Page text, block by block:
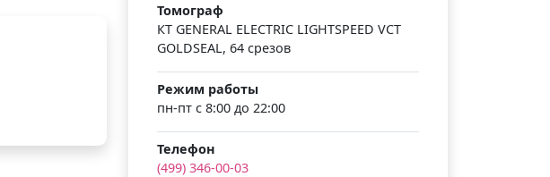
Томограф
КТ GENERAL ELECTRIC LIGHTSPEED VCT
GOLDSEAL, 64 срезов
Режим работы
пн-пт с 8:00 до 22:00
Телефон
(499) 346-00-03